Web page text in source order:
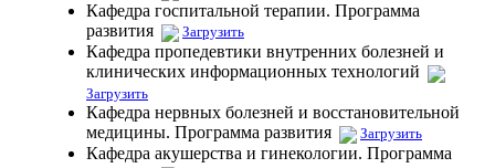
Кафедра госпитальной терапии. Программа
развития
Загрузить
Кафедра пропедевтики внутренних болезней и
клинических информационных технологий
Загрузить
Кафедра нервных болезней и восстановительной
медицины. Программа развития
Загрузить
Кафедра акушерства и гинекологии. Программа